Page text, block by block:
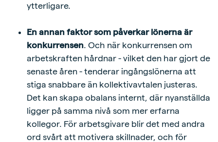
ytterligare.
En annan faktor som påverkar lönerna är
konkurrensen . Och när konkurrensen om
arbetskraften hårdnar - vilket den har gjort de
senaste åren - tenderar ingångslönerna att
stiga snabbare än kollektivavtalen justeras.
Det kan skapa obalans internt, där nyanställda
ligger på samma nivå som mer erfarna
kollegor. För arbetsgivare blir det med andra
ord svårt att motivera skillnader, och för